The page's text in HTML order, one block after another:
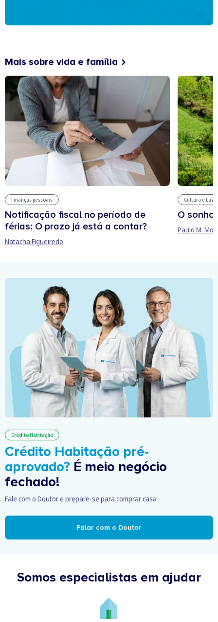
Mais sobre vida e família
Finanças pessoais
Notificação fiscal no período de
férias: O prazo já está a contar?
Natacha Figueiredo
Cultura e
O sonho
Paulo M.
Crédito Habitação
Crédito Habitação pré-
aprovado? É meio negócio
fechado!
Fale com o Doutor e prepare-se para comprar casa
Falar com o Doutor
Somos especialistas em ajudar